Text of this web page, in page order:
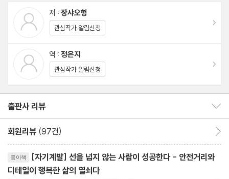
뤄내기 바란다.
Chapter 3. 오래 가는 관계는 안전거리를 지킨다
친구라고 함부로 선을 넘지 않는다
깊은 속내는 잘 이야기하지 않는다
실의에 빠진 사람에게 해서는 안 되는 것
과도한 승부욕은 관계를 망친다
관계 맺기는 낚시하듯 느긋하게
열정이 지나치면 부담스럽다
Chapter 4. 직장에서 선을 긋거나 선을 지키는 법
저 : 장샤오헝
관심작가 알림신청
역 : 정은지
관심작가 알림신청
출판사 리뷰
회원리뷰 (97건)
종이책
[자기계발] 선을 넘지 않는 사람이 성공한다 - 안전거리와
디테일이 행복한 삶의 열쇠다